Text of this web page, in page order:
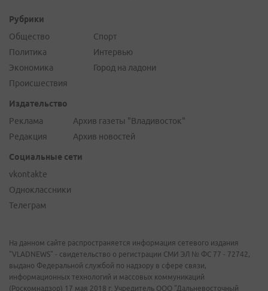
Рубрики
Общество
Политика
Экономика
Происшествия
Спорт
Интервью
Город на ладони
Издательство
Реклама
Редакция
Архив газеты "Владивосток"
Архив новостей
Социальные сети
vkontakte
Одноклассники
Телеграм
На данном сайте распространяется информация сетевого издания
"VLADNEWS" - свидетельство о регистрации СМИ ЭЛ № ФС 77 - 72742,
выдано Федеральной службой по надзору в сфере связи,
информационных технологий и массовых коммуникаций
(Роскомнадзор) 17 мая 2018 г. Учредитель ООО "Дальневосточный